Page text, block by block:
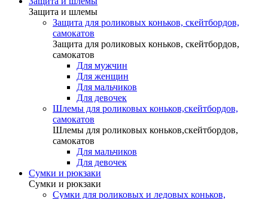
Защита и шлемы
Защита для роликовых коньков, скейтбордов,
самокатов
Защита для роликовых коньков, скейтбордов,
самокатов
Для мужчин
Для женщин
Для мальчиков
Для девочек
Шлемы для роликовых коньков,скейтбордов,
самокатов
Шлемы для роликовых коньков,скейтбордов,
самокатов
Для мальчиков
Для девочек
Сумки и рюкзаки
Сумки и рюкзаки
Сумки для роликовых и ледовых коньков,